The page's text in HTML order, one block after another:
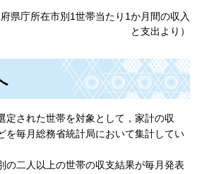
県庁所在市別1世帯当たり1か月間の収入
と支出より）
定された世帯を対象として，家計の収
を毎月総務省統計局において集計してい
の二人以上の世帯の収支結果が毎月発表